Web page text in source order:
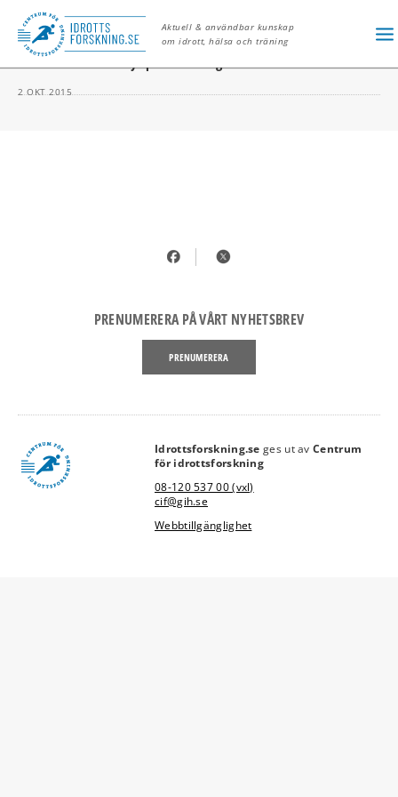
Aktuell & användbar kunskap
om idrott, hälsa och träning
Friska hästar med ny sportteknologi
2 OKT 2015
PRENUMERERA PÅ VÅRT NYHETSBREV
PRENUMERERA
link Idrottsforskning.se ges ut avCentrum
för idrottsforskning
08-120 537 00 (vxl)
cif@gih.se
Webbtillgänglighet